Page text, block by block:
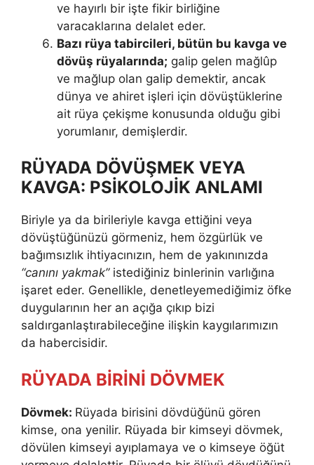
ve hayırlı bir işte fikir birliğine
varacaklarına delalet eder.
Bazı rüya tabircileri, bütün bu kavga ve
dövüş rüyalarında; galip gelen mağlûp
ve mağlup olan galip demektir, ancak
dünya ve ahiret işleri için dövüştüklerine
ait rüya çekişme konusunda olduğu gibi
yorumlanır, de­mişlerdir.
RÜYADA DÖVÜŞMEK VEYA
KAVGA: PSİKOLOJİK ANLAMI
Biriyle ya da birileriyle kavga ettiğini veya
dövüştüğünüzü görmeniz, hem özgürlük ve
bağımsızlık ihtiyacınızın, hem de yakınınızda
“canını yakmak”istediğiniz binlerinin varlığına
işaret eder. Ge­nellikle, denetleyemediğimiz öfke
duygularının her an açığa çıkıp bizi
saldırganlaştırabileceğine ilişkin kaygılarımızın
da habercisi­dir.
RÜYADA BİRİNİ DÖVMEK
Dövmek: Rüyada birisini dövdüğünü gören
kimse, ona yenilir. Rüyada bir kimseyi dövmek,
dövülen kimseyi ayıplamaya ve o kimseye öğüt